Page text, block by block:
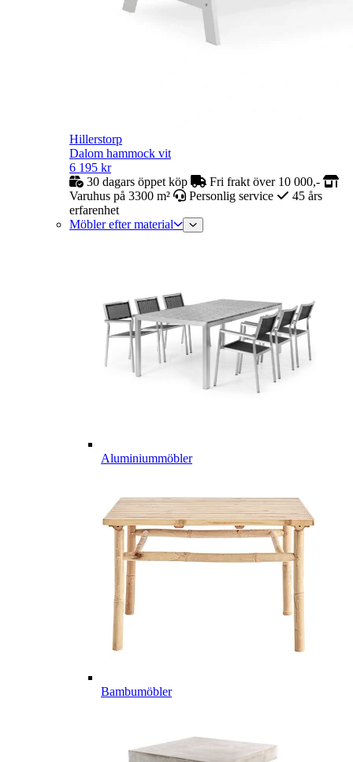
Hillerstorp
Dalom hammock vit
6 195 kr
30 dagars öppet köp
Fri frakt över 10 000,-
Varuhus på 3300 m²
Personlig service
45 års
erfarenhet
Möbler efter material
Aluminiummöbler
Bambumöbler